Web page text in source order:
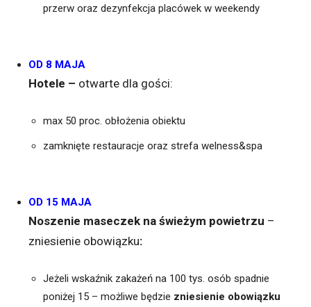
przerw oraz dezynfekcja placówek w weekendy
OD 8 MAJA
Hotele – otwarte dla gości:
max 50 proc. obłożenia obiektu
zamknięte restauracje oraz strefa welness&spa
OD 15 MAJA
Noszenie maseczek na świeżym powietrzu –
zniesienie obowiązku:
Jeżeli wskaźnik zakażeń na 100 tys. osób spadnie
poniżej 15 – możliwe będzie zniesienie obowiązku